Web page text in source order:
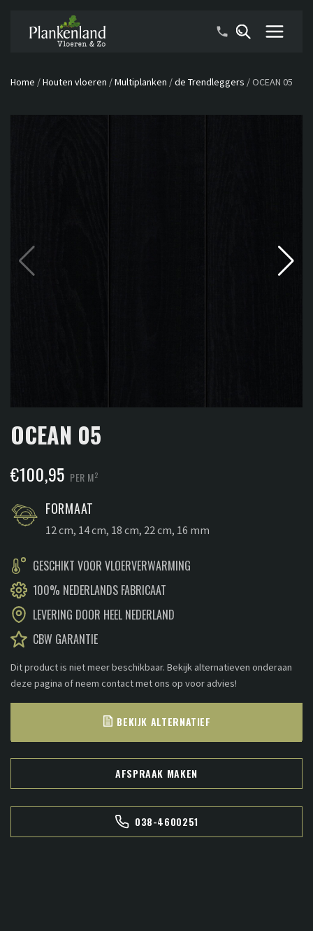
Home /Houten vloeren /Multiplanken /de Trendleggers /OCEAN 05
OCEAN 05
€100,95 PER M2
FORMAAT
12 cm, 14 cm, 18 cm, 22 cm, 16 mm
GESCHIKT VOOR VLOERVERWARMING
100% NEDERLANDS FABRICAAT
LEVERING DOOR HEEL NEDERLAND
CBW GARANTIE
Dit product is niet meer beschikbaar. Bekijk alternatieven onderaan
deze pagina of neem contact met ons op voor advies!
BEKIJK ALTERNATIEF
AFSPRAAK MAKEN
038-4600251